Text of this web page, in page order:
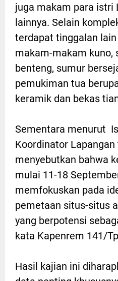
juga makam para istri
lainnya. Selain
terdapat tinggalan
makam-makam kuno,
benteng, sumur
pemukiman tua
keramik dan bekas
Sementara menurut
Koordinator
menyebutkan bahwa
mulai 11-18
memfokuskan pada
pemetaan situs-situs
yang berpotensi
kata Kapenrem 141/
Hasil kajian ini